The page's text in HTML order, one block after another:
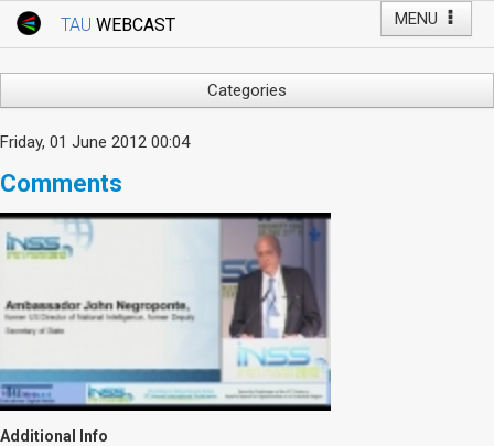
MENU
TAU WEBCAST
Webcast: Courses
Events
Live Webcast
TAU General Events
YouTube Channel
Categories
Business & Management
Computers
Education
Faculty Events
History
Humanities
Lecture Series
Live Webcast
Medicine & Life Sciences
Friday, 01 June 2012 00:04
Comments
Additional Info